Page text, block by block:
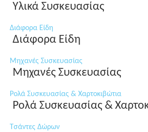
Υλικά Συσκευασίας
Διάφορα Είδη
Διάφορα Είδη
Μηχανές Συσκευασίας
Μηχανές Συσκευασίας
Ρολά Συσκευασίας & Χαρτοκιβώτια
Ρολά Συσκευασίας &
Τσάντες Δώρων